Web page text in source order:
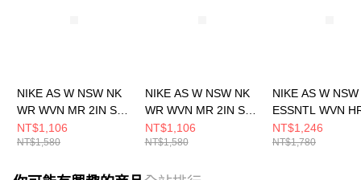
NIKE AS W NSW NK
WR WVN MR 2IN SH
女 短褲 FV7501423
NT$1,106
NT$1,580
NIKE AS W NSW NK
WR WVN MR 2IN SH
女 短褲 FV7501320
NT$1,106
NT$1,580
NIKE AS W NSW
ESSNTL WVN
CRGO 女 短褲
HM6983133
NT$1,246
NT$1,780